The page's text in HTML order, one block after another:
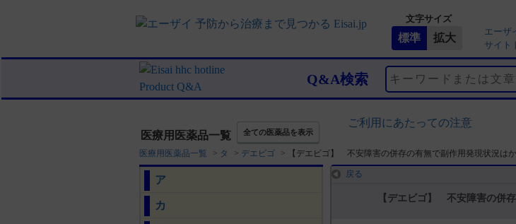
文字サイズ
エーザ
サイト
Q&A検索
医療用医薬品一覧 全ての医薬品を表示
ご利用にあたっての注意
医療用医薬品一覧 > タ > デエビゴ > 【デエビゴ】 不安障害の併存の有無で副作用発現状況は
ア
カ
戻る
【デエビゴ】 不安障害の併